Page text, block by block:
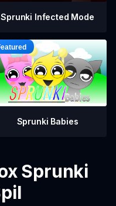
Sprunki Infected Mode
Sprunki Babies
Sprunki